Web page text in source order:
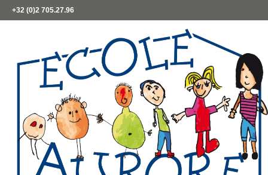
+32 (0)2 705.27.96